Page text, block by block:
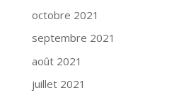
octobre 2021
septembre 2021
août 2021
juillet 2021